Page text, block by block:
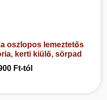
oszlopos lemeztetős
kerti kiülő, sörpad
Ft-tól